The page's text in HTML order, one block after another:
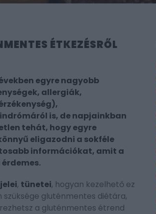
ÉTKEZÉSRŐL
egyre nagyobb
allergiák,
is, de napjainkban
tehát, hogy egyre
eligazodni a sokféle
információkat, amit a
, tünetei, hogyan kezelhető ez
szüksége gluténmentes diétára,
a gluténmentes étrend